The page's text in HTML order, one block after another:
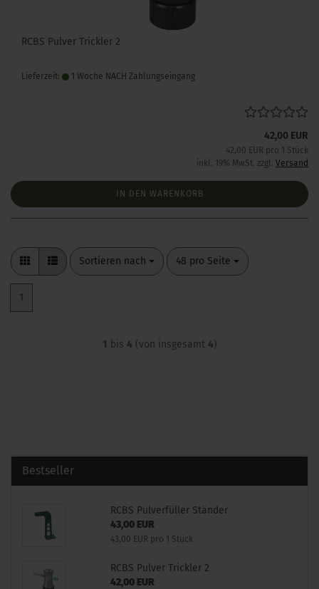
RCBS Pulver Trickler 2
Lieferzeit: 1 Woche NACH Zahlungseingang
42,00 EUR
42,00 EUR pro 1 Stück
inkl. 19% MwSt. zzgl. Versand
IN DEN WARENKORB
Sortieren nach
Sortieren nach 48 pro Seite
pro Seite
1
1 bis 4 (von insgesamt 4)
Bestseller
RCBS Pulverfüller Ständer
43,00 EUR
43,00 EUR pro 1 Stück
RCBS Pulver Trickler 2
42,00 EUR